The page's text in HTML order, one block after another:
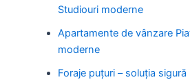
Studiouri moderne
Apartamente de vânzare
moderne
Foraje puțuri – soluția